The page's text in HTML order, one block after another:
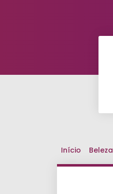
Início Beleza